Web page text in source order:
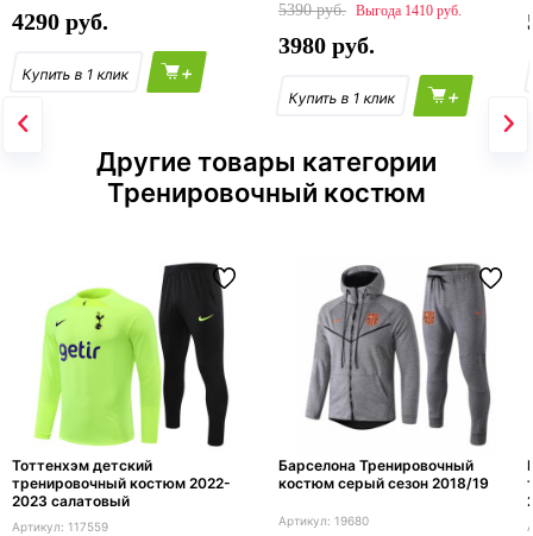
4290
+
5390
1410
3980
+
Другие товары категории
Тренировочный костюм
Тоттенхэм детский
тренировочный костюм 2022-
2023 салатовый
117559
Барселона Тренировочный
костюм серый сезон 2018/19
19680